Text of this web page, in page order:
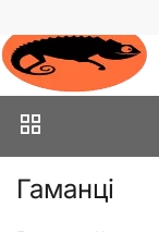
Гаманці